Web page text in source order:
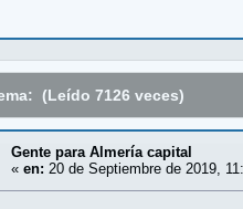
(Leído 7126 veces)
Gente para Almería capital
«en: 20 de Septiembre de 2019,